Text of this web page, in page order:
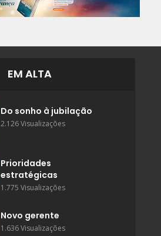
EM ALTA
Do sonho à jubilação
2.126 Visualizações
Prioridades
estratégicas
1.775 Visualizações
Novo gerente
1.636 Visualizações